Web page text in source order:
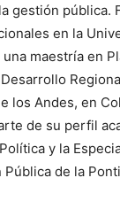
gestión pública.
en la
maestría en
los Andes, en
de su perfil
y la
Pública de la